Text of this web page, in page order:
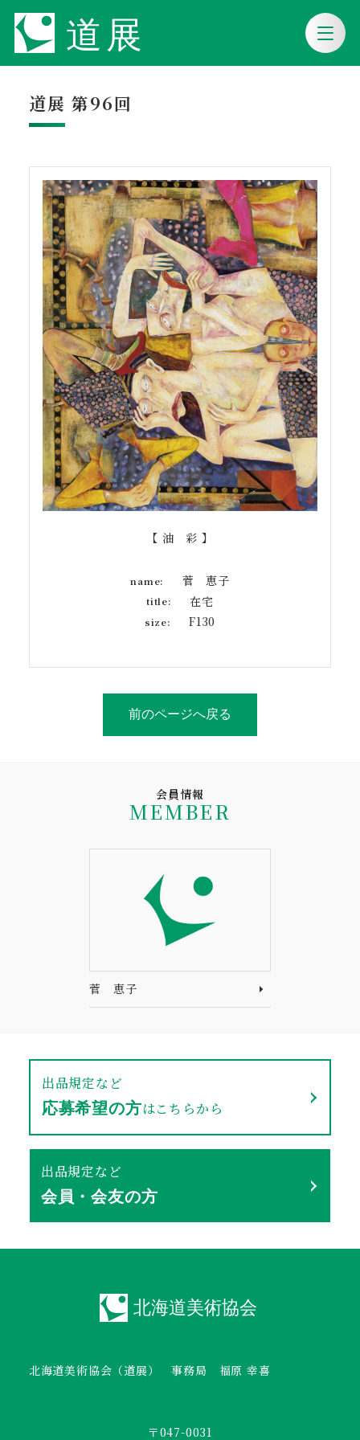
道展 第96回
【 油 彩 】
name: 菅 恵子
title: 在宅
size: F130
前のページへ戻る
会員情報
MEMBER
菅 恵子
出品規定など
応募希望の方はこちらから
出品規定など
会員・会友の方
北海道美術協会（道展） 事務局 福原 幸喜
〒047-0031